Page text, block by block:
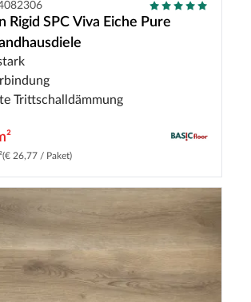
Rigid SPC Viva Eiche Pure
Trittschalldämmung
(€ 26,77 / Paket)